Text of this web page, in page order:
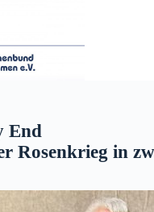
End
Rosenkrieg in